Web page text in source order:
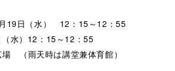
19日（水） 12：15～12：55
水）12：15～12：55
場 （雨天時は講堂兼体育館）